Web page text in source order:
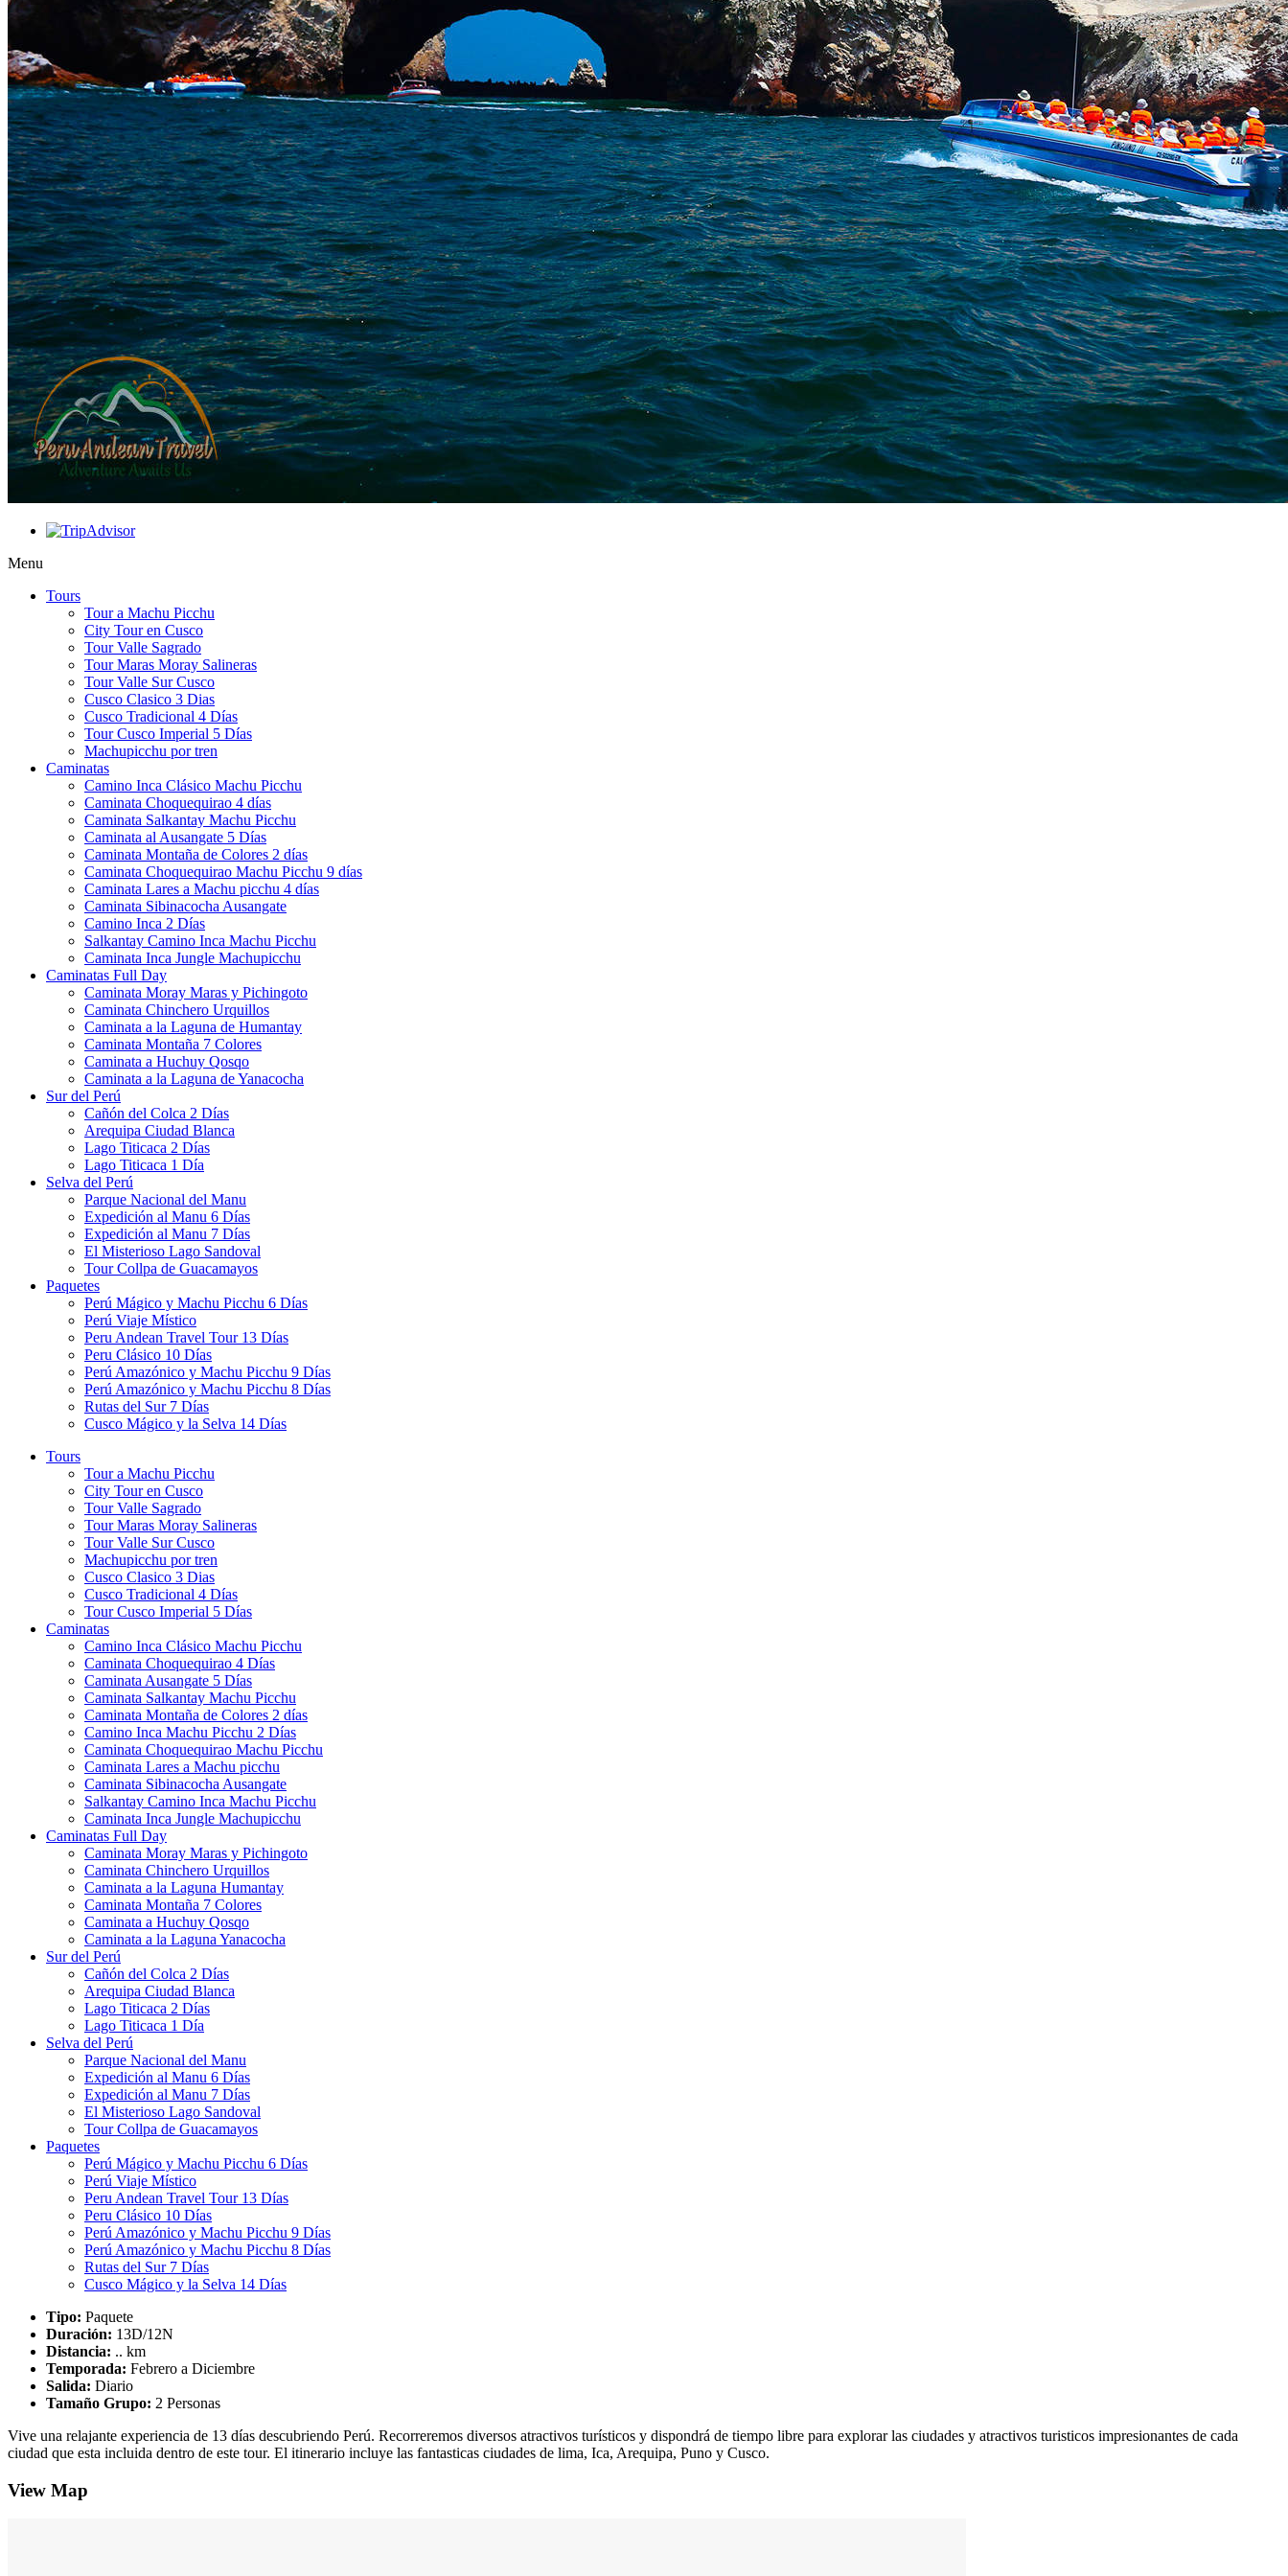
Menu
Tours
Tour a Machu Picchu
City Tour en Cusco
Tour Valle Sagrado
Tour Maras Moray Salineras
Tour Valle Sur Cusco
Cusco Clasico 3 Dias
Cusco Tradicional 4 Días
Tour Cusco Imperial 5 Días
Machupicchu por tren
Caminatas
Camino Inca Clásico Machu Picchu
Caminata Choquequirao 4 días
Caminata Salkantay Machu Picchu
Caminata al Ausangate 5 Días
Caminata Montaña de Colores 2 días
Caminata Choquequirao Machu Picchu 9 días
Caminata Lares a Machu picchu 4 días
Caminata Sibinacocha Ausangate
Camino Inca 2 Días
Salkantay Camino Inca Machu Picchu
Caminata Inca Jungle Machupicchu
Caminatas Full Day
Caminata Moray Maras y Pichingoto
Caminata Chinchero Urquillos
Caminata a la Laguna de Humantay
Caminata Montaña 7 Colores
Caminata a Huchuy Qosqo
Caminata a la Laguna de Yanacocha
Sur del Perú
Cañón del Colca 2 Días
Arequipa Ciudad Blanca
Lago Titicaca 2 Días
Lago Titicaca 1 Día
Selva del Perú
Parque Nacional del Manu
Expedición al Manu 6 Días
Expedición al Manu 7 Días
El Misterioso Lago Sandoval
Tour Collpa de Guacamayos
Paquetes
Perú Mágico y Machu Picchu 6 Días
Perú Viaje Místico
Peru Andean Travel Tour 13 Días
Peru Clásico 10 Días
Perú Amazónico y Machu Picchu 9 Días
Perú Amazónico y Machu Picchu 8 Días
Rutas del Sur 7 Días
Cusco Mágico y la Selva 14 Días
Tours
Tour a Machu Picchu
City Tour en Cusco
Tour Valle Sagrado
Tour Maras Moray Salineras
Tour Valle Sur Cusco
Machupicchu por tren
Cusco Clasico 3 Dias
Cusco Tradicional 4 Días
Tour Cusco Imperial 5 Días
Caminatas
Camino Inca Clásico Machu Picchu
Caminata Choquequirao 4 Días
Caminata Ausangate 5 Días
Caminata Salkantay Machu Picchu
Caminata Montaña de Colores 2 días
Camino Inca Machu Picchu 2 Días
Caminata Choquequirao Machu Picchu
Caminata Lares a Machu picchu
Caminata Sibinacocha Ausangate
Salkantay Camino Inca Machu Picchu
Caminata Inca Jungle Machupicchu
Caminatas Full Day
Caminata Moray Maras y Pichingoto
Caminata Chinchero Urquillos
Caminata a la Laguna Humantay
Caminata Montaña 7 Colores
Caminata a Huchuy Qosqo
Caminata a la Laguna Yanacocha
Sur del Perú
Cañón del Colca 2 Días
Arequipa Ciudad Blanca
Lago Titicaca 2 Días
Lago Titicaca 1 Día
Selva del Perú
Parque Nacional del Manu
Expedición al Manu 6 Días
Expedición al Manu 7 Días
El Misterioso Lago Sandoval
Tour Collpa de Guacamayos
Paquetes
Perú Mágico y Machu Picchu 6 Días
Perú Viaje Místico
Peru Andean Travel Tour 13 Días
Peru Clásico 10 Días
Perú Amazónico y Machu Picchu 9 Días
Perú Amazónico y Machu Picchu 8 Días
Rutas del Sur 7 Días
Cusco Mágico y la Selva 14 Días
Tipo: Paquete
Duración: 13D/12N
Distancia: .. km
Temporada: Febrero a Diciembre
Salida: Diario
Tamaño Grupo: 2 Personas
Vive una relajante experiencia de 13 días descubriendo Perú. Recorreremos diversos atractivos turísticos y dispondrá de tiempo libre para explorar las ciudades y atractivos turisticos impresionantes de cada
ciudad que esta incluida dentro de este tour. El itinerario incluye las fantasticas ciudades de lima, Ica, Arequipa, Puno y Cusco.
View Map